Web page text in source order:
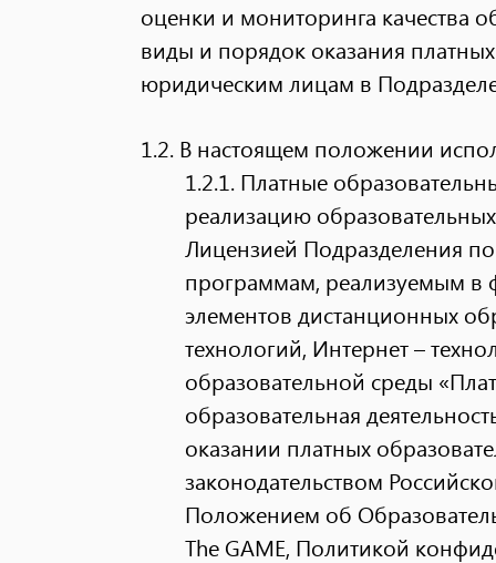
оценки и мониторинга качества
виды и порядок оказания
юридическим лицам в
1.2. В настоящем положении
1.2.1. Платные
реализацию
Лицензией Подразделения
программам, реализуемым в
элементов дистанционных
технологий, Интернет –
образовательной среды
образовательная
оказании платных
законодательством
Положением об
The GAME, Политикой